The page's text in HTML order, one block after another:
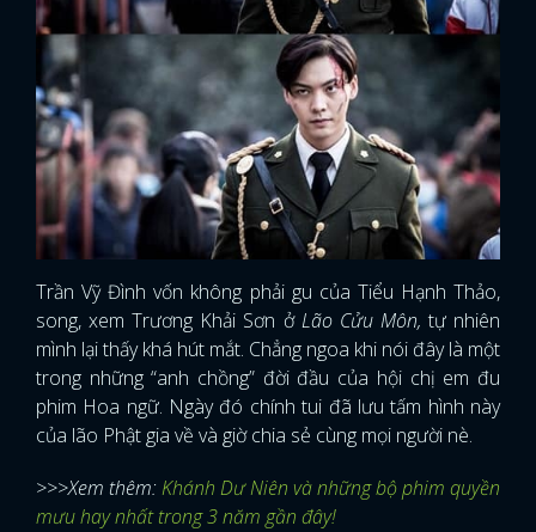
Trần Vỹ Đình vốn không phải gu của Tiểu Hạnh Thảo,
song, xem Trương Khải Sơn ởLão Cửu Môn, tự nhiên
mình lại thấy khá hút mắt. Chẳng ngoa khi nói đây là một
trong những “anh chồng” đời đầu của hội chị em đu
phim Hoa ngữ. Ngày đó chính tui đã lưu tấm hình này
của lão Phật gia về và giờ chia sẻ cùng mọi người nè.
>>>Xem thêm:Khánh Dư Niên và những bộ phim quyền
mưu hay nhất trong 3 năm gần đây!